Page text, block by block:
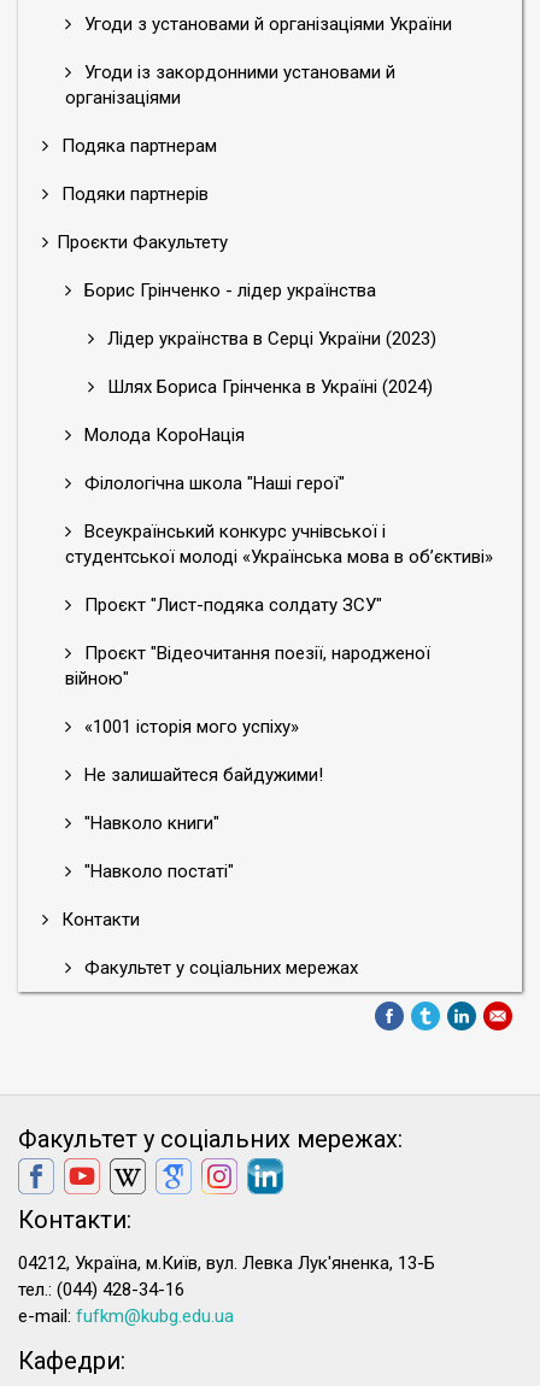
Угоди з установами й організаціями України
Угоди із закордонними установами й
організаціями
Подяка партнерам
Подяки партнерів
Проєкти Факультету
Борис Грінченко - лідер українства
Лідер українства в Серці України (2023)
Шлях Бориса Грінченка в Україні (2024)
Молода КороНація
Філологічна школа "Наші герої"
Всеукраїнський конкурс учнівської і
студентської молоді «Українська мова в об’єктиві»
Проєкт "Лист-подяка солдату ЗСУ"
Проєкт "Відеочитання поезії, народженої
війною"
«1001 історія мого успіху»
Не залишайтеся байдужими!
"Навколо книги"
"Навколо постаті"
Контакти
Факультет у соціальних мережах
Факультет у соціальних мережах:
Контакти:
04212, Україна, м.Київ, вул. Левка Лук'яненка, 13-Б
тел.: (044) 428-34-16
e-mail: fufkm@kubg.edu.ua
Кафедри: